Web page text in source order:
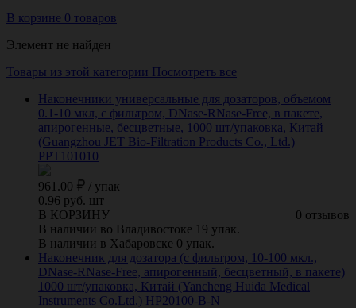
В корзине 0 товаров
Элемент не найден
Товары из этой категории Посмотреть все
Наконечники универсальные для дозаторов, объемом
0.1-10 мкл, с фильтром, DNase-RNase-Free, в пакете,
апирогенные, бесцветные, 1000 шт/упаковка, Китай
(Guangzhou JET Bio-Filtration Products Co., Ltd.)
PPT101010
961.00 / упак
0.96 руб. шт
0 отзывов
В КОРЗИНУ
В наличии во Владивостоке 19 упак.
В наличии в Хабаровске 0 упак.
Наконечник для дозатора (с фильтром, 10-100 мкл.,
DNase-RNase-Free, апирогенный, бесцветный, в пакете)
1000 шт/упаковка, Китай (Yancheng Huida Medical
Instruments Co.Ltd.) HP20100-B-N